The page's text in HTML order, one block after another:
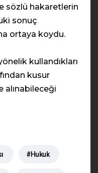
sözlü hakaretlerin
sonuç
ortaya koydu.
kullandıkları
kusur
#Hukuk